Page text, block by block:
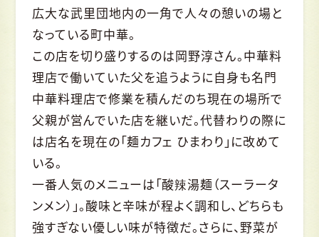
広大な武里団地内の一角で人々の憩いの場と
なっている町中華。
この店を切り盛りするのは岡野淳さん。中華料
理店で働いていた父を追うように自身も名門
中華料理店で修業を積んだのち現在の場所で
父親が営んでいた店を継いだ。代替わりの際に
は店名を現在の「麺カフェ ひまわり」に改めて
いる。
一番人気のメニューは「酸辣湯麺（スーラータ
ンメン）」。酸味と辛味が程よく調和し、どちらも
強すぎない優しい味が特徴だ。さらに、野菜が